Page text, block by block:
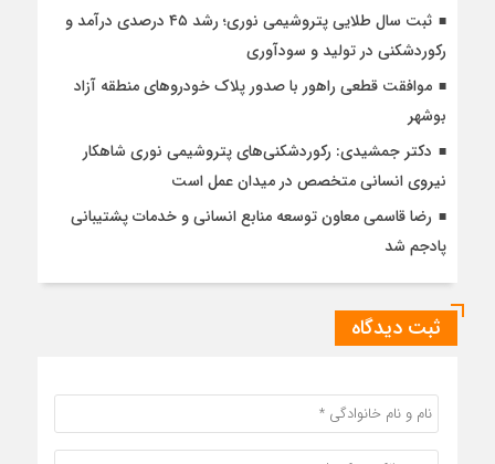
ثبت سال طلایی پتروشیمی نوری؛ رشد ۴۵ درصدی درآمد و
رکوردشکنی در تولید و سودآوری
موافقت قطعی راهور با صدور پلاک خودروهای منطقه آزاد
بوشهر
دکتر جمشیدی: رکوردشکنی‌های پتروشیمی نوری شاهکار
نیروی انسانی متخصص در میدان عمل است
رضا قاسمی معاون توسعه منابع انسانی و خدمات پشتیبانی
پادجم شد
ثبت دیدگاه